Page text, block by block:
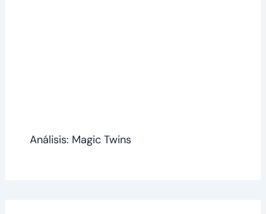
Análisis: Magic Twins